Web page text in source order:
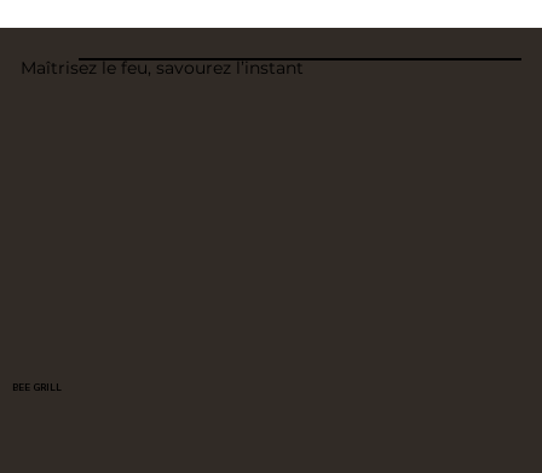
Maîtrisez le feu, savourez l’instant
BEE GRILL